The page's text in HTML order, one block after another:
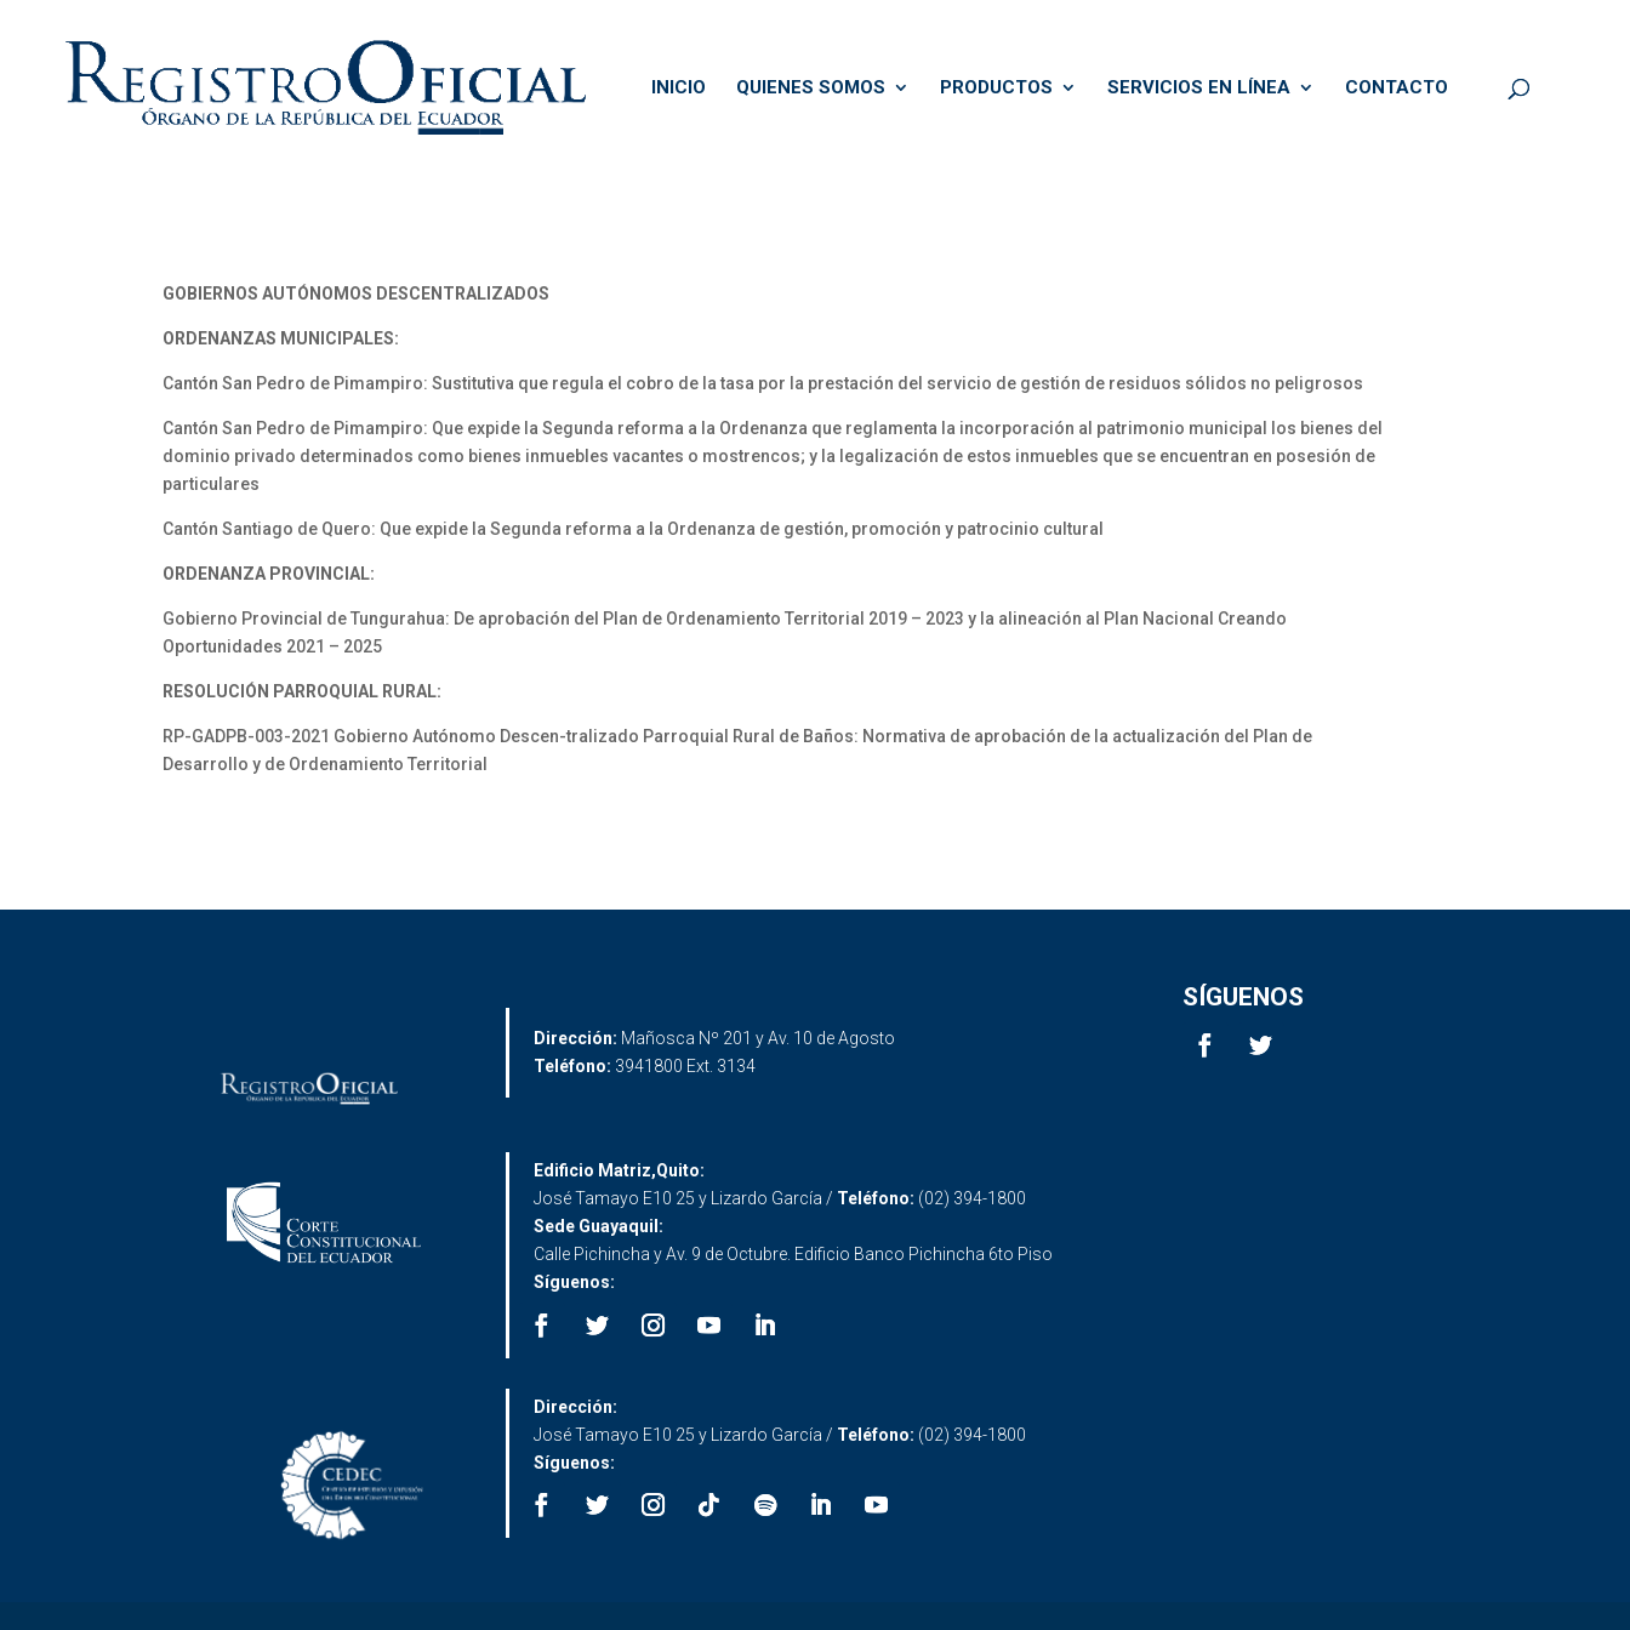
INICIO QUIENES SOMOS PRODUCTOS SERVICIOS EN LÍNEA CONTACTO
GOBIERNOS AUTÓNOMOS DESCENTRALIZADOS
ORDENANZAS MUNICIPALES:
Cantón San Pedro de Pimampiro: Sustitutiva que regula el cobro de la tasa por la prestación del servicio de gestión de residuos sólidos no peligrosos
Cantón San Pedro de Pimampiro: Que expide la Segunda reforma a la Ordenanza que reglamenta la incorporación al patrimonio municipal los bienes del
dominio privado determinados como bienes inmuebles vacantes o mostrencos; y la legalización de estos inmuebles que se encuentran en posesión de
particulares
Cantón Santiago de Quero: Que expide la Segunda reforma a la Ordenanza de gestión, promoción y patrocinio cultural
ORDENANZA PROVINCIAL:
Gobierno Provincial de Tungurahua: De aprobación del Plan de Ordenamiento Territorial 2019 – 2023 y la alineación al Plan Nacional Creando
Oportunidades 2021 – 2025
RESOLUCIÓN PARROQUIAL RURAL:
RP-GADPB-003-2021 Gobierno Autónomo Descen-tralizado Parroquial Rural de Baños: Normativa de aprobación de la actualización del Plan de
Desarrollo y de Ordenamiento Territorial
Dirección: Mañosca Nº 201 y Av. 10 de Agosto
Teléfono: 3941800 Ext. 3134
SÍGUENOS
Edificio Matriz,Quito:
José Tamayo E10 25 y Lizardo García / Teléfono: (02) 394-1800
Sede Guayaquil:
Calle Pichincha y Av. 9 de Octubre. Edificio Banco Pichincha 6to Piso
Síguenos:
Dirección:
José Tamayo E10 25 y Lizardo García / Teléfono: (02) 394-1800
Síguenos: